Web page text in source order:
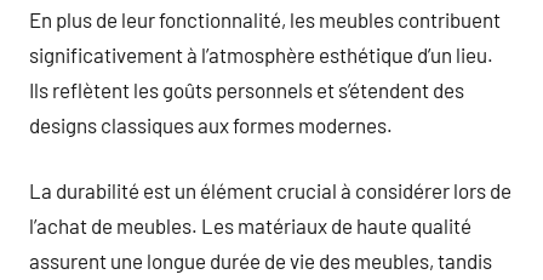
En plus de leur fonctionnalité, les meubles contribuent
significativement à l’atmosphère esthétique d’un lieu.
Ils reflètent les goûts personnels et s’étendent des
designs classiques aux formes modernes.
La durabilité est un élément crucial à considérer lors de
l’achat de meubles. Les matériaux de haute qualité
assurent une longue durée de vie des meubles, tandis